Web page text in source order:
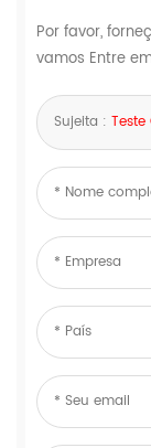
Por favor,
vamos Entre
Sujeita :